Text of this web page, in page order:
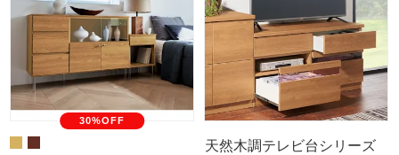
30%OFF
天然木調テレビ台シリーズ